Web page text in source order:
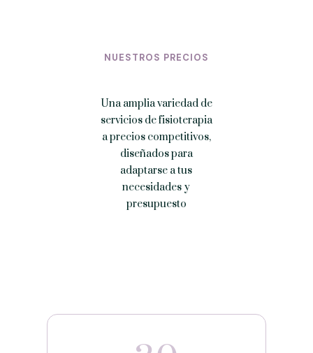
NUESTROS PRECIOS
Una amplia variedad de
servicios de fisioterapia
a precios competitivos,
diseñados para
adaptarse a tus
necesidades y
presupuesto